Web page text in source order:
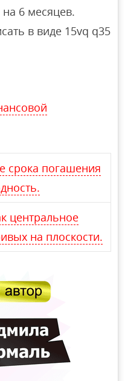
6 месяцев.
в виде 15vq q35
срока погашения
центральное
на плоскости.